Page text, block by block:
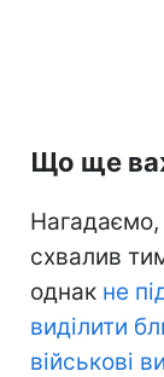
Що ще
схвалив
однак не
виділити
військові